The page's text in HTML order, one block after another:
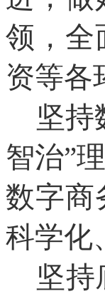
领，全
资等各
坚持
智治”
数字商
科学化
坚